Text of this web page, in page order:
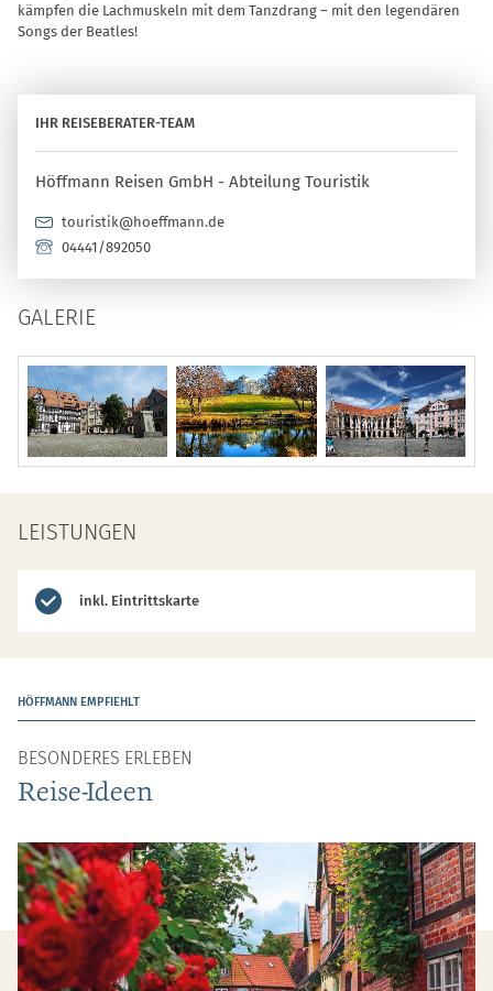
kämpfen die Lachmuskeln mit dem Tanzdrang – mit den legendären
Songs der Beatles!
IHR REISEBERATER-TEAM
Höffmann Reisen GmbH - Abteilung Touristik
touristik@hoeffmann.de
04441/892050
GALERIE
LEISTUNGEN
inkl. Eintrittskarte
HÖFFMANN EMPFIEHLT
BESONDERES ERLEBEN
Reise-Ideen